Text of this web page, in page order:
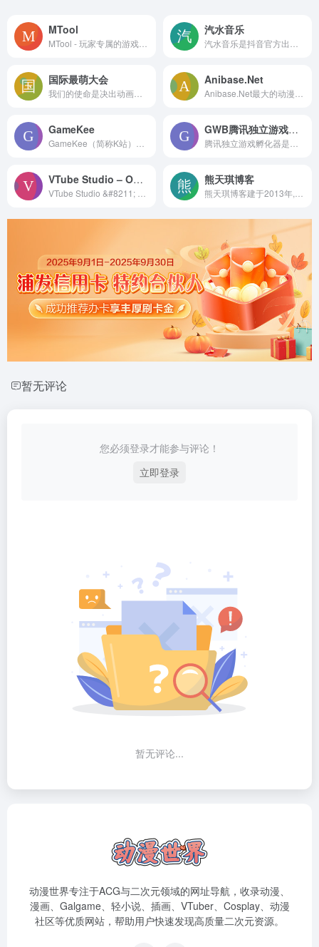
MTool 汽水音乐
国际最萌大会 Anibase.Net
GameKee GWB腾讯独立游戏孵化器
VTube Studio – Official Website 熊天琪博客
暂无评论
您必须登录才能参与评论！
立即登录
暂无评论...
动漫世界专注于ACG与二次元领域的网址导航，收录动漫、
漫画、Galgame、轻小说、插画、VTuber、Cosplay、动漫
社区等优质网站，帮助用户快速发现高质量二次元资源。